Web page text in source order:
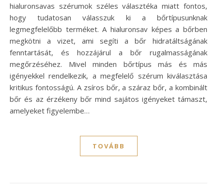
hialuronsavas szérumok széles választéka miatt fontos,
hogy tudatosan válasszuk ki a bőrtípusunknak
legmegfelelőbb terméket. A hialuronsav képes a bőrben
megkötni a vizet, ami segíti a bőr hidratáltságának
fenntartását, és hozzájárul a bőr rugalmasságának
megőrzéséhez. Mivel minden bőrtípus más és más
igényekkel rendelkezik, a megfelelő szérum kiválasztása
kritikus fontosságú. A zsíros bőr, a száraz bőr, a kombinált
bőr és az érzékeny bőr mind sajátos igényeket támaszt,
amelyeket figyelembe…
TOVÁBB